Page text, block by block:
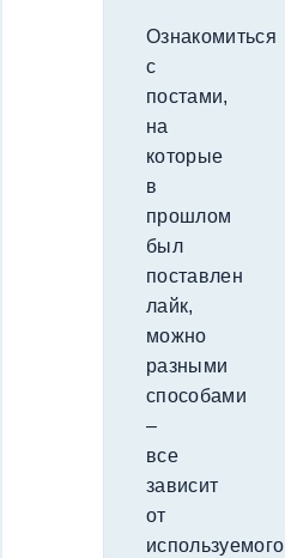
Ознакомиться
с
постами,
на
которые
в
прошлом
был
поставлен
лайк,
можно
разными
способами
–
все
зависит
от
используемого